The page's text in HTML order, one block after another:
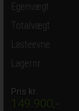
Egenvægt
Totalvægt
Lasteevne
Lagernr.
Pris kr.
149.900,-